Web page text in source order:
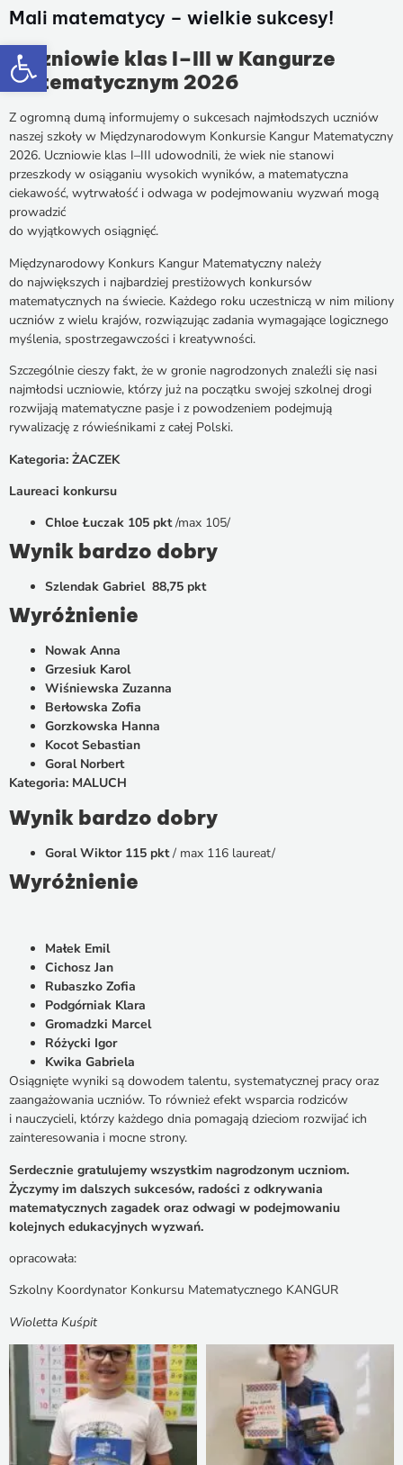
Otwórz pasek narzędzi
Mali matematycy – wielkie sukcesy!
Uczniowie klas I–III w Kangurze
Matematycznym 2026
Z ogromną dumą informujemy o sukcesach najmłodszych uczniów
naszej szkoły w Międzynarodowym Konkursie Kangur Matematyczny
2026. Uczniowie klas I–III udowodnili, że wiek nie stanowi
przeszkody w osiąganiu wysokich wyników, a matematyczna
ciekawość, wytrwałość i odwaga w podejmowaniu wyzwań mogą
prowadzić
do wyjątkowych osiągnięć.
Międzynarodowy Konkurs Kangur Matematyczny należy
do największych i najbardziej prestiżowych konkursów
matematycznych na świecie. Każdego roku uczestniczą w nim miliony
uczniów z wielu krajów, rozwiązując zadania wymagające logicznego
myślenia, spostrzegawczości i kreatywności.
Szczególnie cieszy fakt, że w gronie nagrodzonych znaleźli się nasi
najmłodsi uczniowie, którzy już na początku swojej szkolnej drogi
rozwijają matematyczne pasje i z powodzeniem podejmują
rywalizację z rówieśnikami z całej Polski.
Kategoria: ŻACZEK
Laureaci konkursu
Chloe Łuczak 105 pkt/max 105/
Wynik bardzo dobry
Szlendak Gabriel 88,75 pkt
Wyróżnienie
Nowak Anna
Grzesiuk Karol
Wiśniewska Zuzanna
Berłowska Zofia
Gorzkowska Hanna
Kocot Sebastian
Goral Norbert
Kategoria: MALUCH
Wynik bardzo dobry
Goral Wiktor 115 pkt/ max 116 laureat/
Wyróżnienie
Małek Emil
Cichosz Jan
Rubaszko Zofia
Podgórniak Klara
Gromadzki Marcel
Różycki Igor
Kwika Gabriela
Osiągnięte wyniki są dowodem talentu, systematycznej pracy oraz
zaangażowania uczniów. To również efekt wsparcia rodziców
i nauczycieli, którzy każdego dnia pomagają dzieciom rozwijać ich
zainteresowania i mocne strony.
Serdecznie gratulujemy wszystkim nagrodzonym uczniom.
Życzymy im dalszych sukcesów, radości z odkrywania
matematycznych zagadek oraz odwagi w podejmowaniu
kolejnych edukacyjnych wyzwań.
opracowała:
Szkolny Koordynator Konkursu Matematycznego KANGUR
Wioletta Kuśpit